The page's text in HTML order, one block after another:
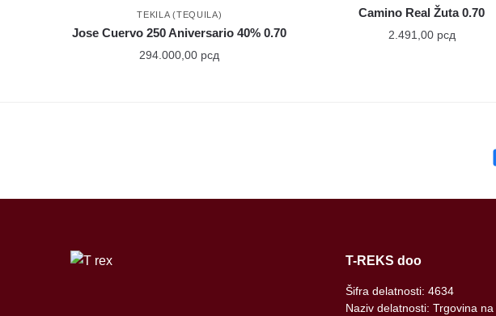
TEKILA (TEQUILA)
Jose Cuervo 250 Aniversario 40% 0.70
294.000,00 рсд
Camino Real Žuta 0.70
2.491,00 рсд
T-REKS doo
Šifra delatnosti: 4634
Naziv delatnosti: Trgovina